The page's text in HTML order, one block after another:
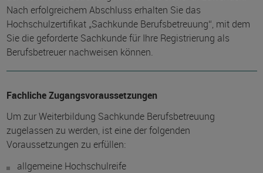
Nach erfolgreichem Abschluss erhalten Sie das
Hochschulzertifikat „Sachkunde Berufsbetreuung“, mit dem
Sie die geforderte Sachkunde für Ihre Registrierung als
Berufsbetreuer nachweisen können.
Fachliche Zugangsvoraussetzungen
Um zur Weiterbildung Sachkunde Berufsbetreuung
zugelassen zu werden, ist eine der folgenden
Voraussetzungen zu erfüllen:
allgemeine Hochschulreife